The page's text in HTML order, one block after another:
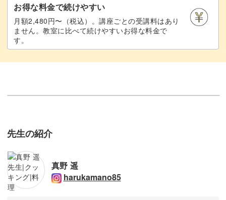
お得な料金で続けやすい
月額2,480円〜（税込）。講座ごとの受講料はあり
ません。教室に比べて続けやすいお得な料金で
す。
先生の紹介
真野 遥
harukamano85